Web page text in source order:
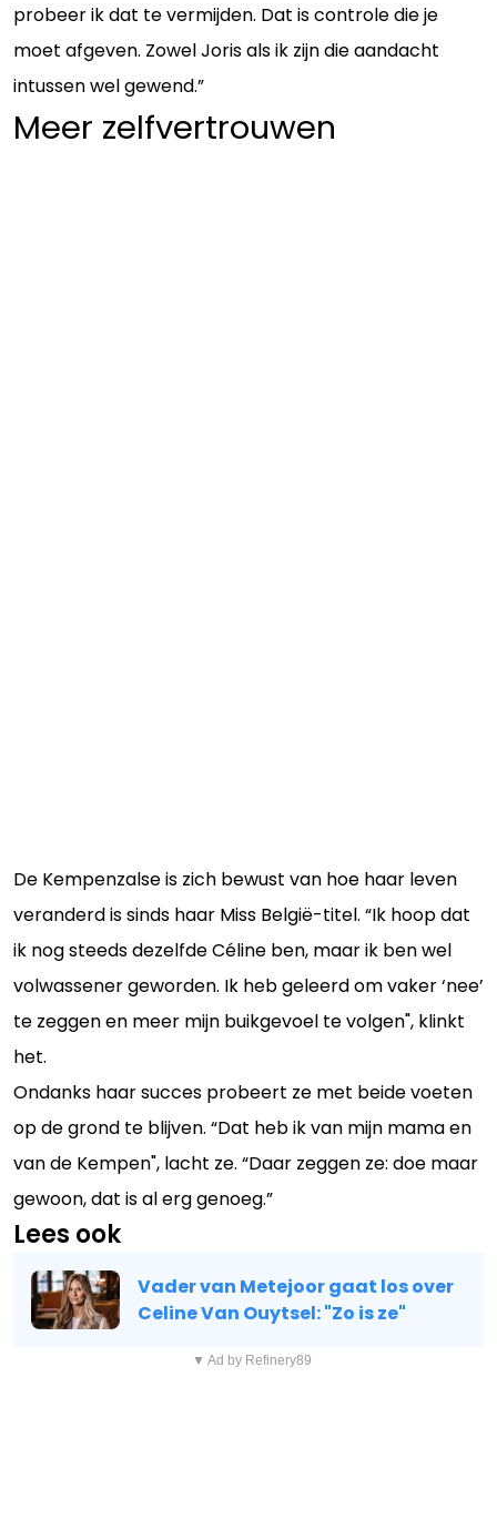
probeer ik dat te vermijden. Dat is controle die je
moet afgeven. Zowel Joris als ik zijn die aandacht
intussen wel gewend.”
Meer zelfvertrouwen
De Kempenzalse is zich bewust van hoe haar leven
veranderd is sinds haar Miss België-titel. “Ik hoop dat
ik nog steeds dezelfde Céline ben, maar ik ben wel
volwassener geworden. Ik heb geleerd om vaker ‘nee’
te zeggen en meer mijn buikgevoel te volgen", klinkt
het.
Ondanks haar succes probeert ze met beide voeten
op de grond te blijven. “Dat heb ik van mijn mama en
van de Kempen", lacht ze. “Daar zeggen ze: doe maar
gewoon, dat is al erg genoeg.”
Lees ook
Vader van Metejoor gaat los over
Celine Van Ouytsel: "Zo is ze"
▼ Ad by Refinery89